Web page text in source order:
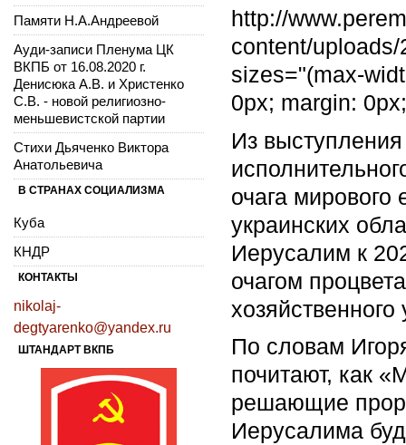
http://
content/
sizes="(max-
0px; margin:
Из
очага
украинских
Иерусалим к
очагом
хозяйственного
По словам
почитают, как
решающие
Иерусалима
Памяти Н.А.Андреевой
Ауди-записи Пленума ЦК
ВКПБ от 16.08.2020 г.
Денисюка А.В. и Христенко
С.В. - новой религиозно-
меньшевистской партии
Стихи Дьяченко Виктора
Анатольевича
В СТРАНАХ СОЦИАЛИЗМА
Куба
КНДР
КОНТАКТЫ
nikolaj-
degtyarenko@yandex.ru
ШТАНДАРТ ВКПБ